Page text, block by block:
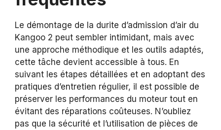
Le démontage de la durite d’admission d’air du
Kangoo 2 peut sembler intimidant, mais avec
une approche méthodique et les outils adaptés,
cette tâche devient accessible à tous. En
suivant les étapes détaillées et en adoptant des
pratiques d’entretien régulier, il est possible de
préserver les performances du moteur tout en
évitant des réparations coûteuses. N’oubliez
pas que la sécurité et l’utilisation de pièces de